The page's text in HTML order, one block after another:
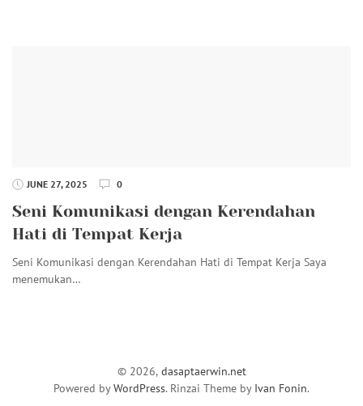
JUNE 27, 2025 0
Seni Komunikasi dengan Kerendahan
Hati di Tempat Kerja
Seni Komunikasi dengan Kerendahan Hati di Tempat Kerja Saya
menemukan…
© 2026, dasaptaerwin.net
Powered byWordPress. Rinzai Theme by Ivan Fonin.